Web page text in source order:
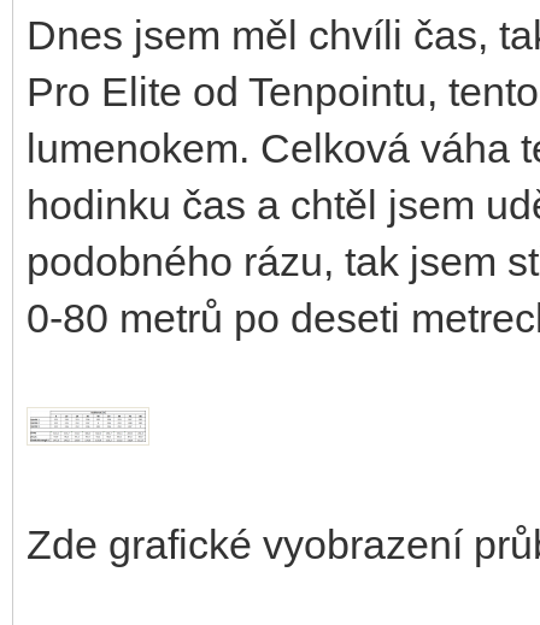
Dnes jsem měl chvíli čas,
Pro Elite od Tenpointu,
lumenokem. Celková váha
hodinku čas a chtěl jsem
podobného rázu, tak jsem
0-80 metrů po deseti
Zde grafické vyobrazení